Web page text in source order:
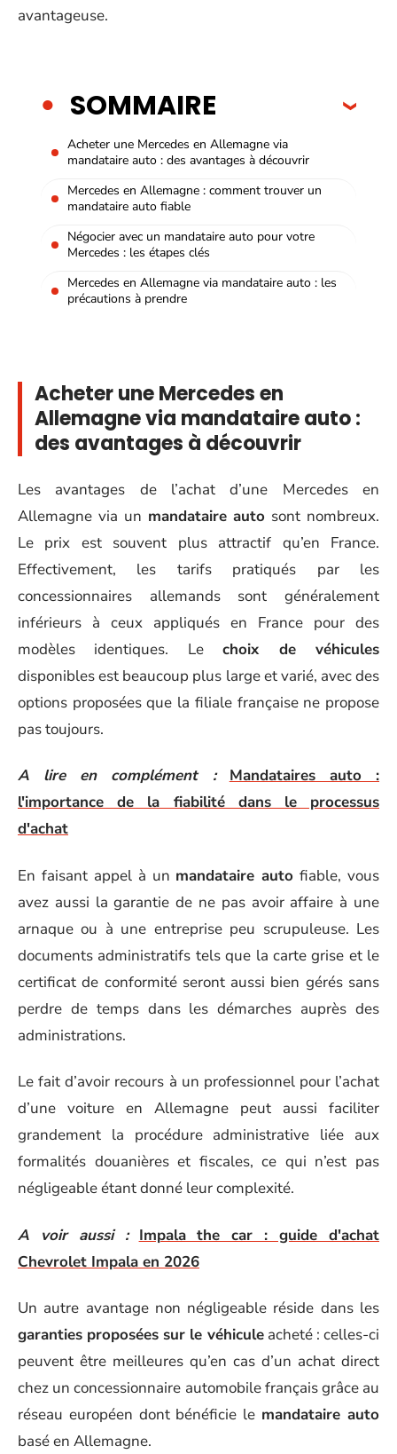
avantageuse.
SOMMAIRE
Acheter une Mercedes en Allemagne via
mandataire auto : des avantages à découvrir
Mercedes en Allemagne : comment trouver un
mandataire auto fiable
Négocier avec un mandataire auto pour votre
Mercedes : les étapes clés
Mercedes en Allemagne via mandataire auto : les
précautions à prendre
Acheter une Mercedes en
Allemagne via mandataire auto :
des avantages à découvrir
Les avantages de l’achat d’une Mercedes en
Allemagne via un mandataire auto sont nombreux.
Le prix est souvent plus attractif qu’en France.
Effectivement, les tarifs pratiqués par les
concessionnaires allemands sont généralement
inférieurs à ceux appliqués en France pour des
modèles identiques. Lechoix de véhicules
disponibles est beaucoup plus large et varié, avec des
options proposées que la filiale française ne propose
pas toujours.
A lire en complément :
Mandataires auto :
l'importance de la fiabilité dans le processus
d'achat
En faisant appel à un mandataire auto fiable, vous
avez aussi la garantie de ne pas avoir affaire à une
arnaque ou à une entreprise peu scrupuleuse. Les
documents administratifs tels que la carte grise et le
certificat de conformité seront aussi bien gérés sans
perdre de temps dans les démarches auprès des
administrations.
Le fait d’avoir recours à un professionnel pour l’achat
d’une voiture en Allemagne peut aussi faciliter
grandement la procédure administrative liée aux
formalités douanières et fiscales, ce qui n’est pas
négligeable étant donné leur complexité.
A voir aussi : Impala the car : guide d'achat
Chevrolet Impala en 2026
Un autre avantage non négligeable réside dans les
garanties proposées sur le véhiculeacheté : celles-ci
peuvent être meilleures qu’en cas d’un achat direct
chez un concessionnaire automobile français grâce au
réseau européen dont bénéficie le mandataire auto
basé en Allemagne.